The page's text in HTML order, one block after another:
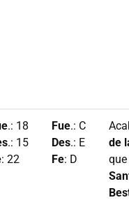
.: 18
.: 15
: 22
Fue.: C
Des.: E
Fe: D
de